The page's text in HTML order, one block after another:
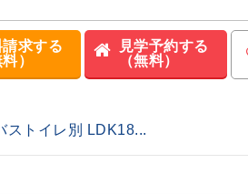
請求する
料）
見学予約する
（無料）
ストイレ別 LDK18...